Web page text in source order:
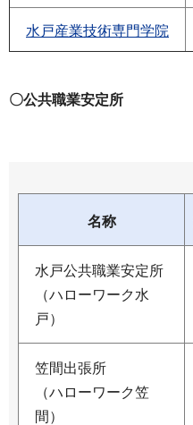
水戸産業技術専門学院
〇公共職業安定所
名称
水戸公共職業安定所
（ハローワーク水
戸）
笠間出張所
（ハローワーク笠
間）